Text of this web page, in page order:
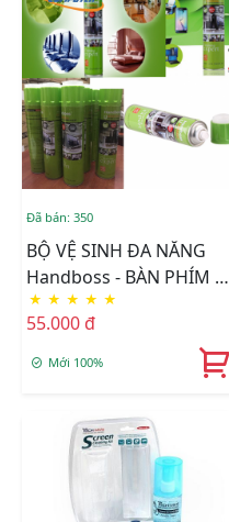
Đã bán: 350
BỘ VỆ SINH ĐA NĂNG
Handboss - BÀN PHÍM -
TIVI -KIẾNG -XE HƠI
★ ★ ★ ★ ★
55.000 đ
Mới 100%